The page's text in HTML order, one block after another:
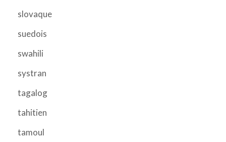
slovaque
suedois
swahili
systran
tagalog
tahitien
tamoul